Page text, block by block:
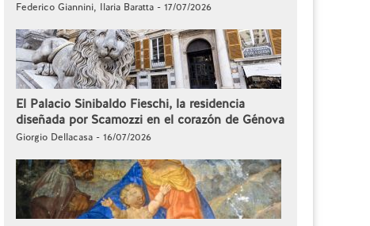
Federico Giannini, Ilaria Baratta - 17/07/2026
El Palacio Sinibaldo Fieschi, la residencia
diseñada por Scamozzi en el corazón de Génova
Giorgio Dellacasa - 16/07/2026